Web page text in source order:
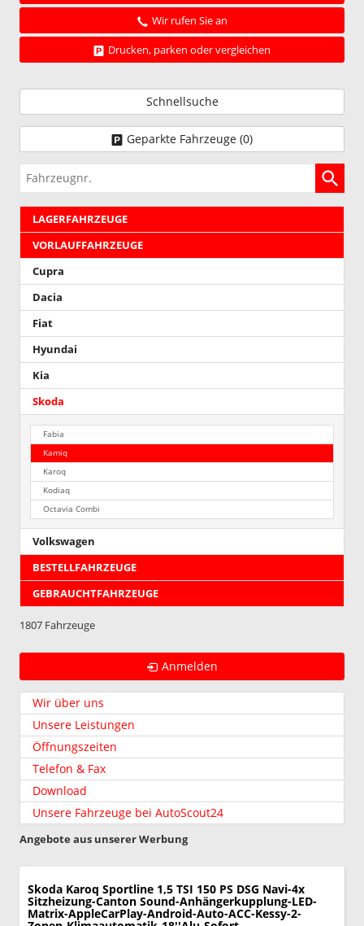
Wir rufen Sie an
Drucken, parken oder vergleichen
Schnellsuche
Geparkte Fahrzeuge (0)
Fahrzeugnr.
LAGERFAHRZEUGE
VORLAUFFAHRZEUGE
Cupra
Dacia
Fiat
Hyundai
Kia
Skoda
Fabia
Kamiq
Karoq
Kodiaq
Octavia Combi
Volkswagen
BESTELLFAHRZEUGE
GEBRAUCHTFAHRZEUGE
1807 Fahrzeuge
Anmelden
Wir über uns
Unsere Leistungen
Öffnungszeiten
Telefon & Fax
Download
Unsere Fahrzeuge bei AutoScout24
Angebote aus unserer Werbung
Skoda Karoq Sportline 1,5 TSI 150 PS DSG Navi-4x
Sitzheizung-Canton Sound-Anhängerkupplung-LED-
Matrix-AppleCarPlay-Android-Auto-ACC-Kessy-2-